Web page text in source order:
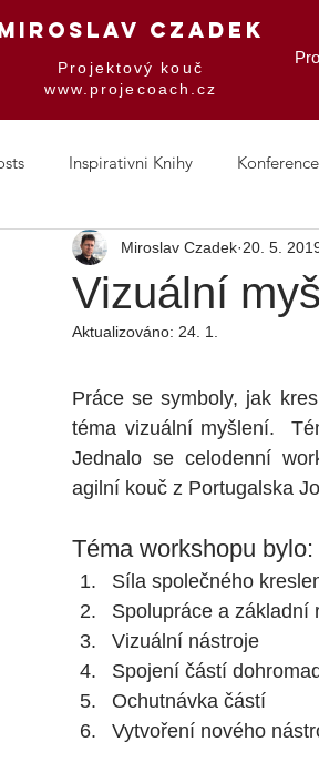
CZADEK
Projektový kouč
www.projecoach.cz
Inspirativni Knihy
Mindfulness a Trans Změna a
Vizuální
Miroslav Czadek 20. 5.
Aktualizováno: 24. 1.
Práce se symboly, jak
téma vizuální myšlení.
Jednalo se celodenní
agilní kouč z Portugalska
Téma workshopu bylo:
Síla společného
Spolupráce a základní
Vizuální nástroje
Spojení částí
Ochutnávka částí
Vytvoření nového